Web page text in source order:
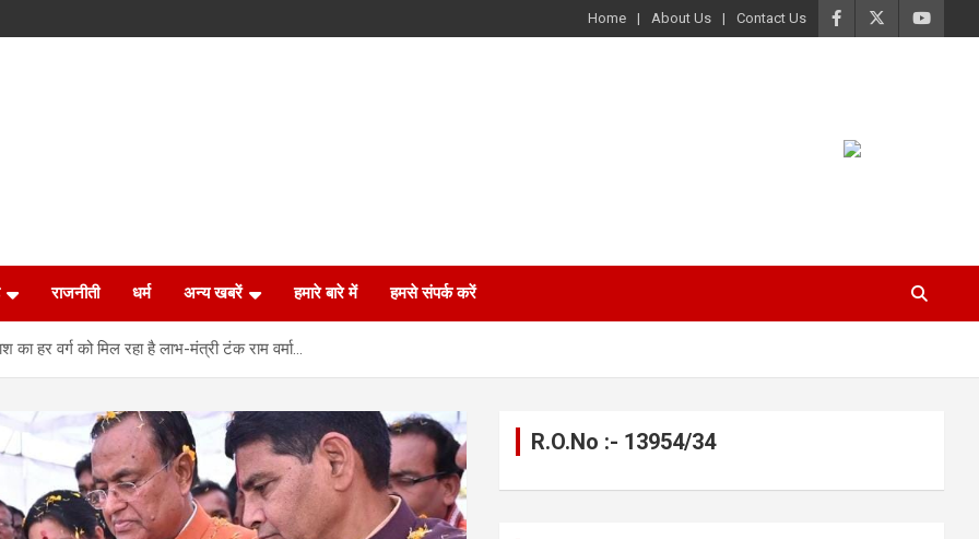
Home About Us Contact Us
राजनीती धर्म अन्य खबरें हमारे बारे में हमसे संपर्क करें
का हर वर्ग को मिल रहा है लाभ-मंत्री टंक राम वर्मा…
R.O.No :- 13954/34